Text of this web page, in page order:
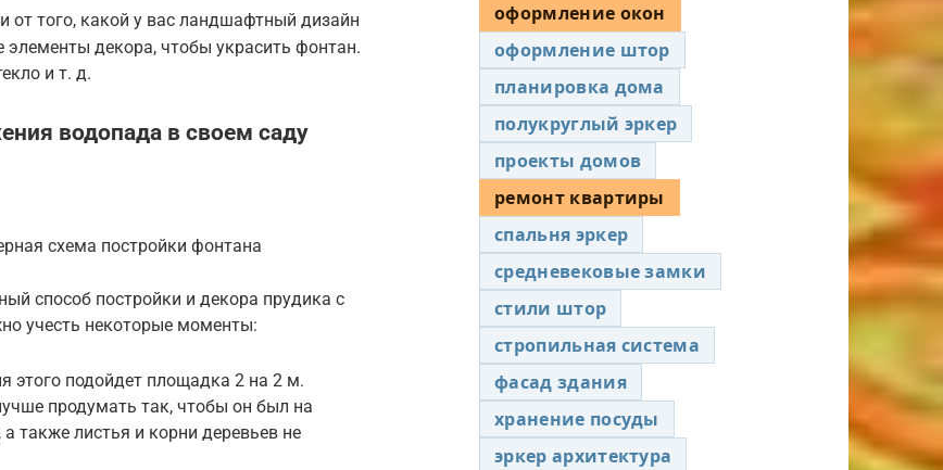
от того, какой у вас ландшафтный дизайн
элементы декора, чтобы украсить фонтан.
и т. д.
водопада в своем саду
схема постройки фонтана
способ постройки и декора прудика с
учесть некоторые моменты:
этого подойдет площадка 2 на 2 м.
продумать так, чтобы он был на
также листья и корни деревьев не
оформление окон
оформление штор
планировка дома
полукруглый эркер
проекты домов
ремонт квартиры
спальня эркер
средневековые замки
стили штор
стропильная система
фасад здания
хранение посуды
эркер архитектура